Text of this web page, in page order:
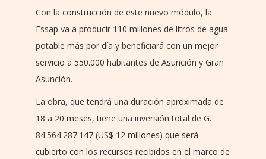
Con la construcción de este nuevo módulo, la
Essap va a producir 110 millones de litros de agua
potable más por día y beneficiará con un mejor
servicio a 550.000 habitantes de Asunción y Gran
Asunción.
La obra, que tendrá una duración aproximada de
18 a 20 meses, tiene una inversión total de G.
84.564.287.147 (US$ 12 millones) que será
cubierto con los recursos recibidos en el marco de